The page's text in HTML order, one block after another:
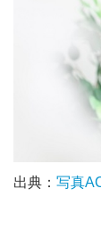
出典： 写真